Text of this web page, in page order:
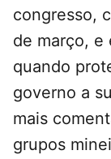
congresso,
de março, e
quando
governo a
mais
grupos